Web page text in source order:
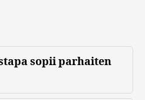
sopii parhaiten